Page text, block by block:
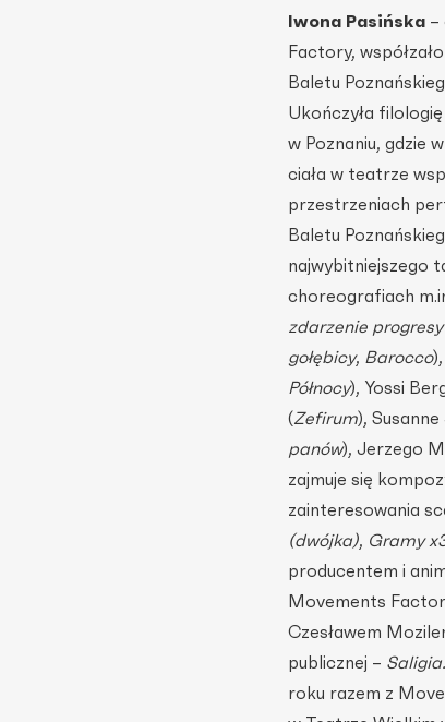
Iwona Pasińska –
Factory,
Baletu
Ukończyła
w Poznaniu, gdzie
ciała w teatrze
przestrzeniach
Baletu
najwybitniejszego
choreografiach
zdarzenie
gołębicy, Barocco
Północy), Yossi
(Zefirum),
panów), Jerzego
zajmuje się
zainteresowania
(dwójka), Gramy
producentem i
Movements
Czesławem
publicznej –
roku razem z